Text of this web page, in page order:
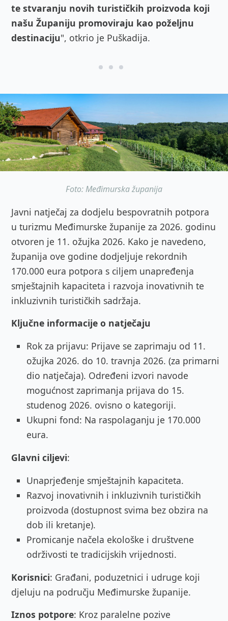
te stvaranju novih turističkih proizvoda koji
našu Županiju promoviraju kao poželjnu
destinaciju", otkrio je Puškadija.
Foto: Međimurska županija
Javni natječaj za dodjelu bespovratnih potpora
u turizmu Međimurske županije za 2026. godinu
otvoren je 11. ožujka 2026. Kako je navedeno,
županija ove godine dodjeljuje rekordnih
170.000 eura potpora s ciljem unapređenja
smještajnih kapaciteta i razvoja inovativnih te
inkluzivnih turističkih sadržaja.
Ključne informacije o natječaju
Rok za prijavu: Prijave se zaprimaju od 11.
ožujka 2026. do 10. travnja 2026. (za primarni
dio natječaja). Određeni izvori navode
mogućnost zaprimanja prijava do 15.
studenog 2026. ovisno o kategoriji.
Ukupni fond: Na raspolaganju je 170.000
eura.
Glavni ciljevi:
Unaprjeđenje smještajnih kapaciteta.
Razvoj inovativnih i inkluzivnih turističkih
proizvoda (dostupnost svima bez obzira na
dob ili kretanje).
Promicanje načela ekološke i društvene
održivosti te tradicijskih vrijednosti.
Korisnici: Građani, poduzetnici i udruge koji
djeluju na području Međimurske županije.
Iznos potpore: Kroz paralelne pozive